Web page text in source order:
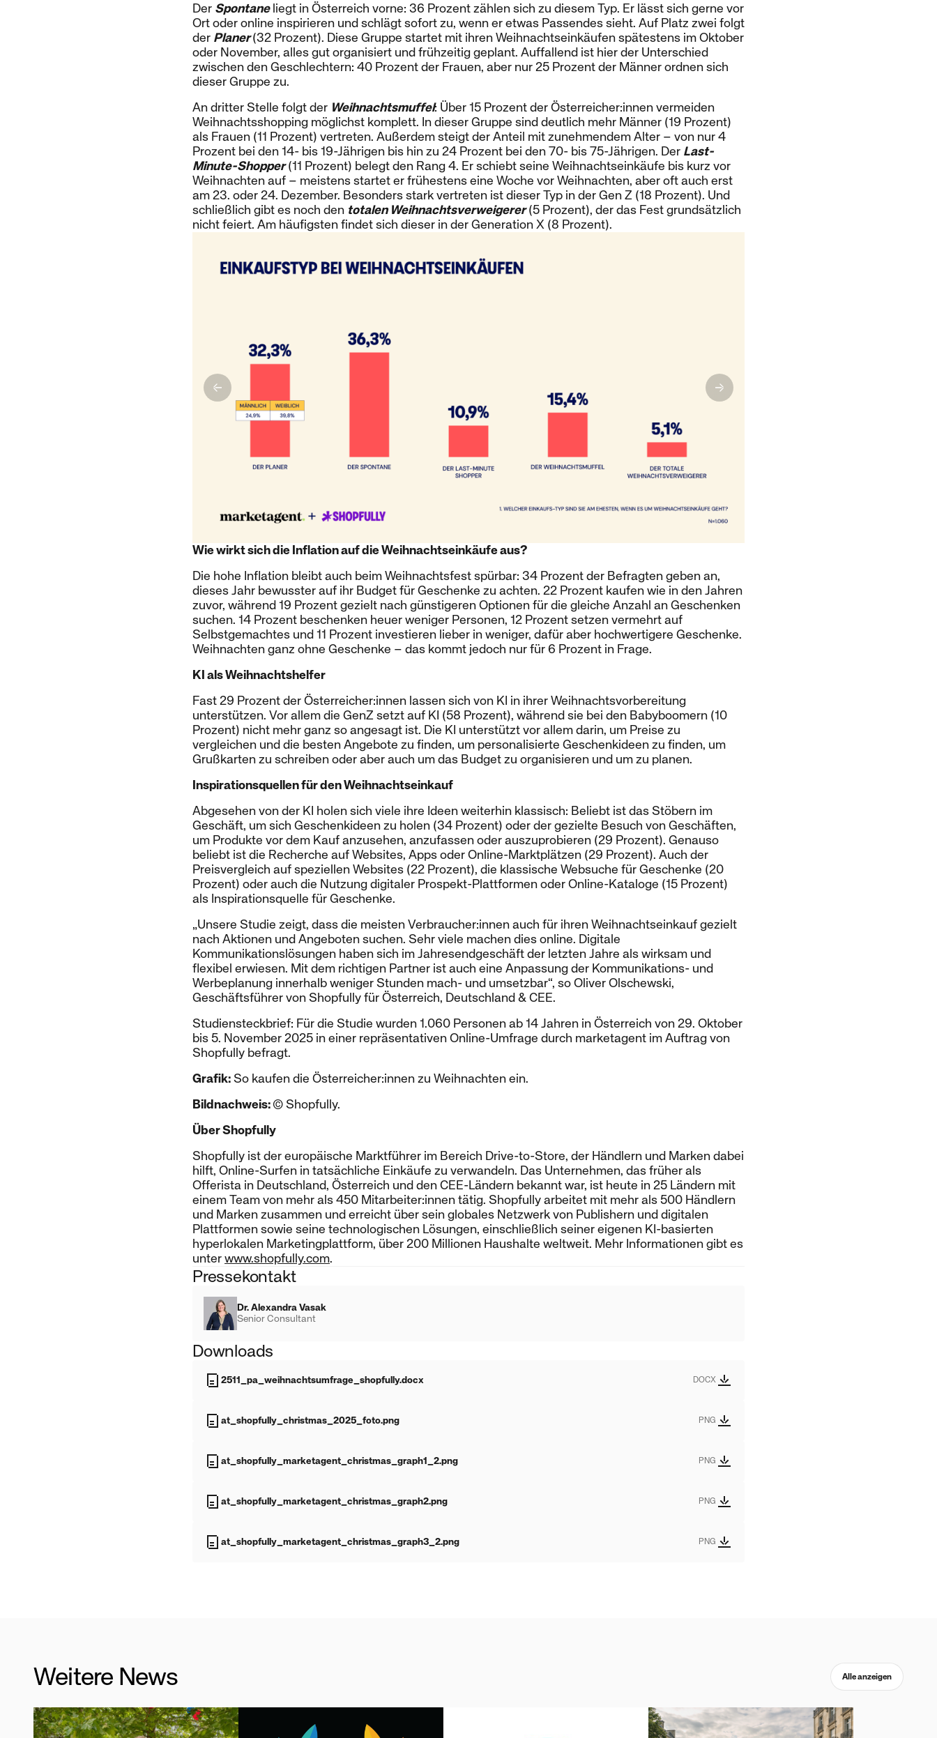
Der Spontaneliegt in Österreich vorne: 36 Prozent zählen sich zu diesem Typ. Er lässt sich gerne vor
Ort oder online inspirieren und schlägt sofort zu, wenn er etwas Passendes sieht. Auf Platz zwei folgt
der Planer(32 Prozent). Diese Gruppe startet mit ihren Weihnachtseinkäufen spätestens im Oktober
oder November, alles gut organisiert und frühzeitig geplant. Auffallend ist hier der Unterschied
zwischen den Geschlechtern: 40 Prozent der Frauen, aber nur 25 Prozent der Männer ordnen sich
dieser Gruppe zu.
An dritter Stelle folgt der Weihnachtsmuffel: Über 15 Prozent der Österreicher:innen vermeiden
Weihnachtsshopping möglichst komplett. In dieser Gruppe sind deutlich mehr Männer (19 Prozent)
als Frauen (11 Prozent) vertreten. Außerdem steigt der Anteil mit zunehmendem Alter – von nur 4
Prozent bei den 14- bis 19-Jährigen bis hin zu 24 Prozent bei den 70- bis 75-Jährigen. Der Last-
Minute-Shopper(11 Prozent) belegt den Rang 4. Er schiebt seine Weihnachtseinkäufe bis kurz vor
Weihnachten auf – meistens startet er frühestens eine Woche vor Weihnachten, aber oft auch erst
am 23. oder 24. Dezember. Besonders stark vertreten ist dieser Typ in der Gen Z (18 Prozent). Und
schließlich gibt es noch den totalen Weihnachtsverweigerer(5 Prozent), der das Fest grundsätzlich
nicht feiert. Am häufigsten findet sich dieser in der Generation X (8 Prozent).
Wie wirkt sich die Inflation auf die Weihnachtseinkäufe aus?
Die hohe Inflation bleibt auch beim Weihnachtsfest spürbar: 34 Prozent der Befragten geben an,
dieses Jahr bewusster auf ihr Budget für Geschenke zu achten. 22 Prozent kaufen wie in den Jahren
zuvor, während 19 Prozent gezielt nach günstigeren Optionen für die gleiche Anzahl an Geschenken
suchen. 14 Prozent beschenken heuer weniger Personen, 12 Prozent setzen vermehrt auf
Selbstgemachtes und 11 Prozent investieren lieber in weniger, dafür aber hochwertigere Geschenke.
Weihnachten ganz ohne Geschenke – das kommt jedoch nur für 6 Prozent in Frage.
KI als Weihnachtshelfer
Fast 29 Prozent der Österreicher:innen lassen sich von KI in ihrer Weihnachtsvorbereitung
unterstützen. Vor allem die GenZ setzt auf KI (58 Prozent), während sie bei den Babyboomern (10
Prozent) nicht mehr ganz so angesagt ist. Die KI unterstützt vor allem darin, um Preise zu
vergleichen und die besten Angebote zu finden, um personalisierte Geschenkideen zu finden, um
Grußkarten zu schreiben oder aber auch um das Budget zu organisieren und um zu planen.
Inspirationsquellen für den Weihnachtseinkauf
Abgesehen von der KI holen sich viele ihre Ideen weiterhin klassisch: Beliebt ist das Stöbern im
Geschäft, um sich Geschenkideen zu holen (34 Prozent) oder der gezielte Besuch von Geschäften,
um Produkte vor dem Kauf anzusehen, anzufassen oder auszuprobieren (29 Prozent). Genauso
beliebt ist die Recherche auf Websites, Apps oder Online-Marktplätzen (29 Prozent). Auch der
Preisvergleich auf speziellen Websites (22 Prozent), die klassische Websuche für Geschenke (20
Prozent) oder auch die Nutzung digitaler Prospekt-Plattformen oder Online-Kataloge (15 Prozent)
als Inspirationsquelle für Geschenke.
„Unsere Studie zeigt, dass die meisten Verbraucher:innen auch für ihren Weihnachtseinkauf gezielt
nach Aktionen und Angeboten suchen. Sehr viele machen dies online. Digitale
Kommunikationslösungen haben sich im Jahresendgeschäft der letzten Jahre als wirksam und
flexibel erwiesen. Mit dem richtigen Partner ist auch eine Anpassung der Kommunikations- und
Werbeplanung innerhalb weniger Stunden mach- und umsetzbar“, so Oliver Olschewski,
Geschäftsführer von Shopfully für Österreich, Deutschland & CEE.
Studiensteckbrief: Für die Studie wurden 1.060 Personen ab 14 Jahren in Österreich von 29. Oktober
bis 5. November 2025 in einer repräsentativen Online-Umfrage durch marketagent im Auftrag von
Shopfully befragt.
Grafik:So kaufen die Österreicher:innen zu Weihnachten ein.
Bildnachweis:© Shopfully.
Über Shopfully
Shopfully ist der europäische Marktführer im Bereich Drive-to-Store, der Händlern und Marken dabei
hilft, Online-Surfen in tatsächliche Einkäufe zu verwandeln. Das Unternehmen, das früher als
Offerista in Deutschland, Österreich und den CEE-Ländern bekannt war, ist heute in 25 Ländern mit
einem Team von mehr als 450 Mitarbeiter:innen tätig. Shopfully arbeitet mit mehr als 500 Händlern
und Marken zusammen und erreicht über sein globales Netzwerk von Publishern und digitalen
Plattformen sowie seine technologischen Lösungen, einschließlich seiner eigenen KI-basierten
hyperlokalen Marketingplattform, über 200 Millionen Haushalte weltweit. Mehr Informationen gibt es
unterwww.shopfully.com.
Pressekontakt
Dr. Alexandra Vasak
Senior Consultant
Downloads
2511_pa_weihnachtsumfrage_shopfully.docx DOCX
at_shopfully_christmas_2025_foto.png PNG
at_shopfully_marketagent_christmas_graph1_2.png PNG
at_shopfully_marketagent_christmas_graph2.png PNG
at_shopfully_marketagent_christmas_graph3_2.png PNG
Weitere News Alle anzeigen